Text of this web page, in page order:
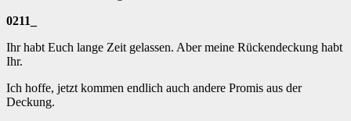
0211_
Ihr habt Euch lange Zeit gelassen. Aber meine Rückendeckung habt
Ihr.
Ich hoffe, jetzt kommen endlich auch andere Promis aus der
Deckung.